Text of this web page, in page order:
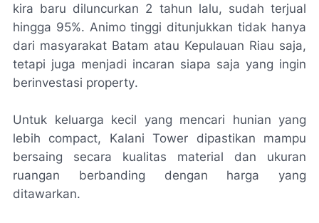
kira baru diluncurkan 2 tahun lalu, sudah terjual
hingga 95%. Animo tinggi ditunjukkan tidak hanya
dari masyarakat Batam atau Kepulauan Riau saja,
tetapi juga menjadi incaran siapa saja yang ingin
berinvestasi property.
Untuk keluarga kecil yang mencari hunian yang
lebih compact, Kalani Tower dipastikan mampu
bersaing secara kualitas material dan ukuran
ruangan berbanding dengan harga yang
ditawarkan.